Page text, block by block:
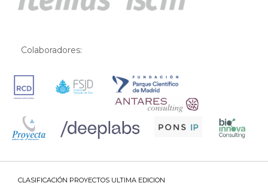
Colaboradores:
CLASIFICACIÓN PROYECTOS ULTIMA EDICION